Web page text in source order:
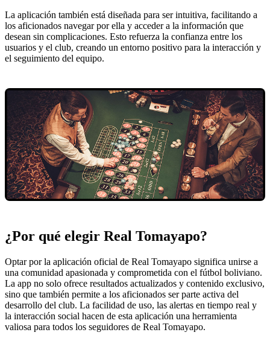
La aplicación también está diseñada para ser intuitiva, facilitando a
los aficionados navegar por ella y acceder a la información que
desean sin complicaciones. Esto refuerza la confianza entre los
usuarios y el club, creando un entorno positivo para la interacción y
el seguimiento del equipo.
¿Por qué elegir Real Tomayapo?
Optar por la aplicación oficial de Real Tomayapo significa unirse a
una comunidad apasionada y comprometida con el fútbol boliviano.
La app no solo ofrece resultados actualizados y contenido exclusivo,
sino que también permite a los aficionados ser parte activa del
desarrollo del club. La facilidad de uso, las alertas en tiempo real y
la interacción social hacen de esta aplicación una herramienta
valiosa para todos los seguidores de Real Tomayapo.